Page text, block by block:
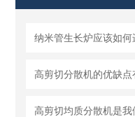
纳米管生长炉应该如
高剪切分散机的优缺点